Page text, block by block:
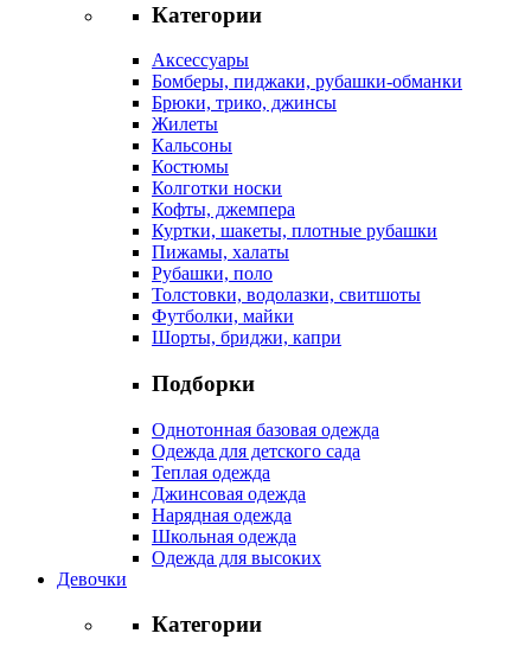
Категории
Аксессуары
Бомберы, пиджаки, рубашки-обманки
Брюки, трико, джинсы
Жилеты
Кальсоны
Костюмы
Колготки носки
Кофты, джемпера
Куртки, шакеты, плотные рубашки
Пижамы, халаты
Рубашки, поло
Толстовки, водолазки, свитшоты
Футболки, майки
Шорты, бриджи, капри
Подборки
Однотонная базовая одежда
Одежда для детского сада
Теплая одежда
Джинсовая одежда
Нарядная одежда
Школьная одежда
Одежда для высоких
Девочки
Категории